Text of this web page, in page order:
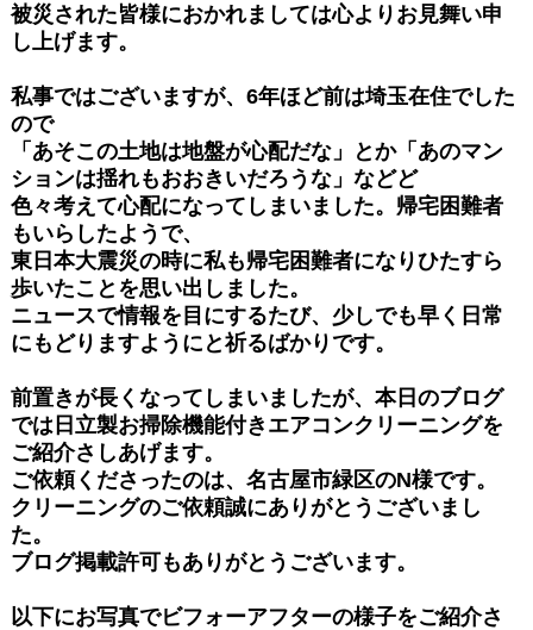
被災された皆様におかれましては心よりお見舞い申
し上げます。
私事ではございますが、6年ほど前は埼玉在住でした
ので
「あそこの土地は地盤が心配だな」とか「あのマン
ションは揺れもおおきいだろうな」などど
色々考えて心配になってしまいました。帰宅困難者
もいらしたようで、
東日本大震災の時に私も帰宅困難者になりひたすら
歩いたことを思い出しました。
ニュースで情報を目にするたび、少しでも早く日常
にもどりますようにと祈るばかりです。
前置きが長くなってしまいましたが、本日のブログ
では日立製お掃除機能付きエアコンクリーニングを
ご紹介さしあげます。
ご依頼くださったのは、名古屋市緑区のN様です。
クリーニングのご依頼誠にありがとうございまし
た。
ブログ掲載許可もありがとうございます。
以下にお写真でビフォーアフターの様子をご紹介さ